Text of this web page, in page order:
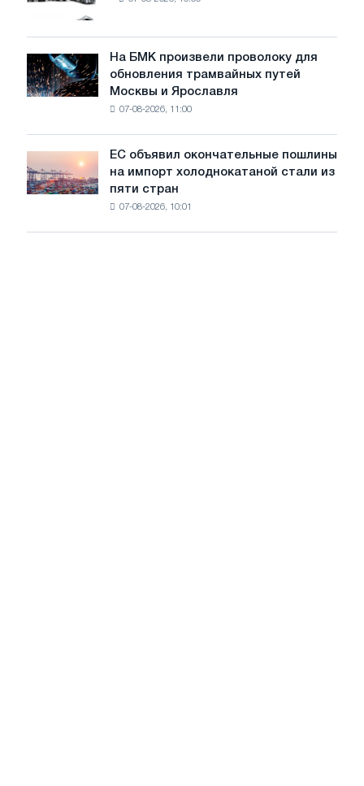
целей
обезуглероживания
новых
грузовиков
в
июле
На
БМК
произвели
трамвайных
путей
Ярославля
На БМК произвели проволоку для
обновления трамвайных путей
Москвы и Ярославля
07-08-2026, 11:00
объявил
окончательные
ЕС объявил окончательные пошлины
на импорт холоднокатаной стали из
пяти стран
07-08-2026, 10:01